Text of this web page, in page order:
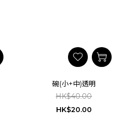
碗(小+中)透明
HK$40.00
HK$20.00